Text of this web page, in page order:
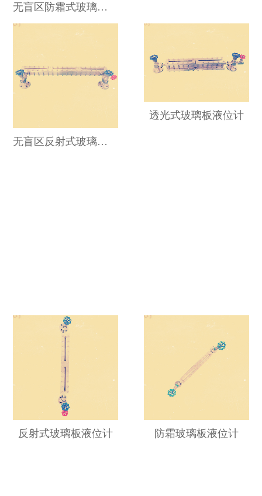
无盲区防霜式玻璃板液位计
无盲区反射式玻璃板液位计
透光式玻璃板液位计
反射式玻璃板液位计 防霜玻璃板液位计